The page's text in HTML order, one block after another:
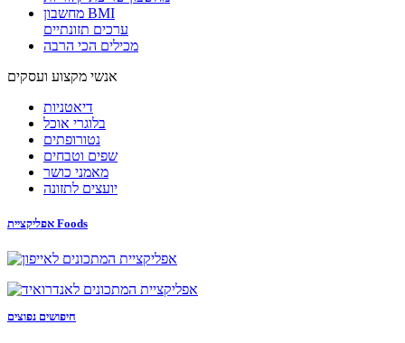
מחשבון BMI
ערכים תזונתיים
מכילים הכי הרבה
אנשי מקצוע ועסקים
דיאטניות
בלוגרי אוכל
נטורופתים
שפים וטבחים
מאמני כושר
יועצים לתזונה
אפליקציית Foods
חיפושים נפוצים